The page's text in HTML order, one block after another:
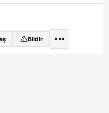
Bildir